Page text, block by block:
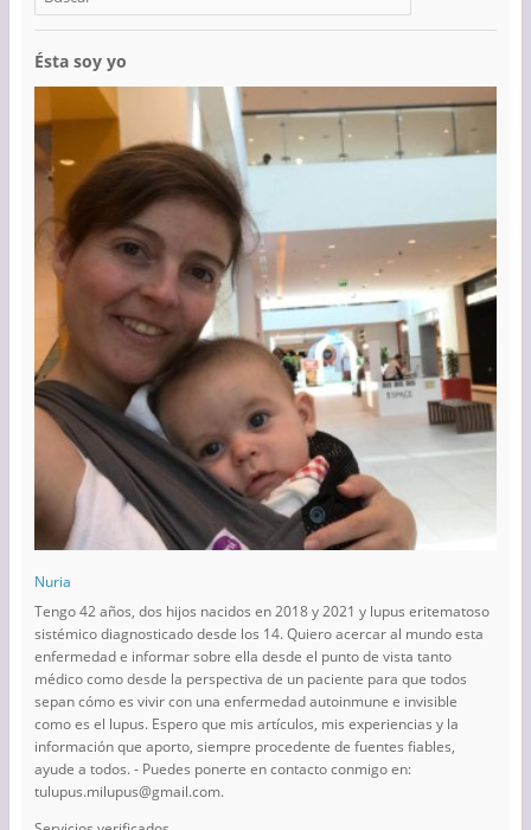
Ésta soy yo
Nuria
Tengo 42 años, dos hijos nacidos en 2018 y 2021 y lupus eritematoso
sistémico diagnosticado desde los 14. Quiero acercar al mundo esta
enfermedad e informar sobre ella desde el punto de vista tanto
médico como desde la perspectiva de un paciente para que todos
sepan cómo es vivir con una enfermedad autoinmune e invisible
como es el lupus. Espero que mis artículos, mis experiencias y la
información que aporto, siempre procedente de fuentes fiables,
ayude a todos. - Puedes ponerte en contacto conmigo en:
tulupus.milupus@gmail.com.